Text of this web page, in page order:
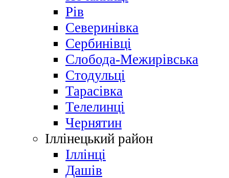
Рів
Северинівка
Сербинівці
Слобода-Межирівська
Стодульці
Тарасівка
Телелинці
Чернятин
Іллінецький район
Іллінці
Дашів